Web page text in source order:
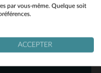
par vous-même. Quelque soit
ACCEPTER